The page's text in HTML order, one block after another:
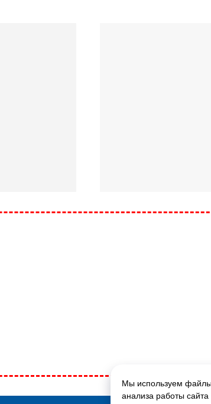
Мы используем файлы
анализа работы
ГЛАВНАЯ СТРАНИЦА